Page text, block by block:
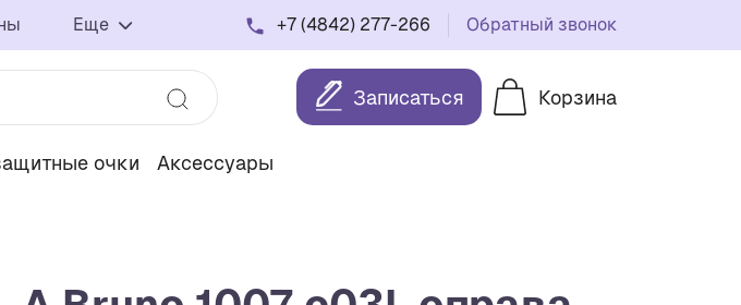
Еще +7 (4842) 277-266 Обратный звонок
Записаться Корзина
очки Аксессуары